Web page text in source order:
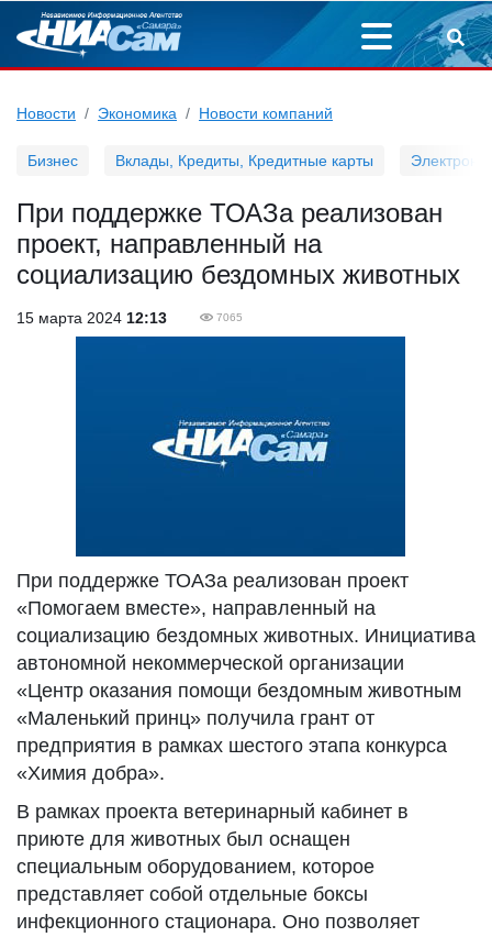
Новости Экономика Новости компаний
Бизнес Вклады, Кредиты, Кредитные карты
При поддержке ТОАЗа реализован
проект, направленный на
социализацию бездомных животных
15 марта 2024 12:13 7065
При поддержке ТОАЗа реализован проект
«Помогаем вместе», направленный на
социализацию бездомных животных. Инициатива
автономной некоммерческой организации
«Центр оказания помощи бездомным животным
«Маленький принц» получила грант от
предприятия в рамках шестого этапа конкурса
«Химия добра».
В рамках проекта ветеринарный кабинет в
приюте для животных был оснащен
специальным оборудованием, которое
представляет собой отдельные боксы
инфекционного стационара. Оно позволяет